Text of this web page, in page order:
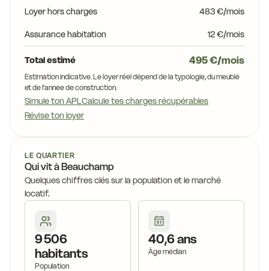
Loyer hors charges 483 €/mois
Assurance habitation 12 €/mois
Total estimé 495 €/mois
Estimation indicative. Le loyer réel dépend de la typologie, du meublé
et de l'année de construction.
Simule ton APLCalcule tes charges récupérables
Révise ton loyer
LE QUARTIER
Qui vit à Beauchamp
Quelques chiffres clés sur la population et le marché
locatif.
9 506
habitants
Population
40,6 ans
Âge médian